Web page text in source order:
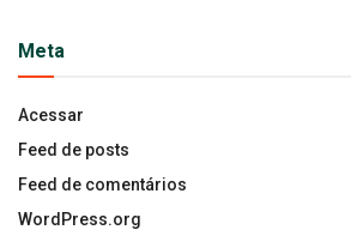
Meta
Acessar
Feed de posts
Feed de comentários
WordPress.org